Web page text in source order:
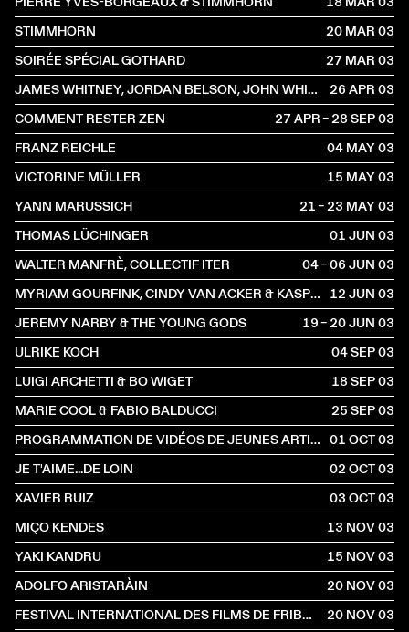
STIMMHORN
20 MAR2003
SOIRÉE SPÉCIAL GOTHARD
27 MAR2003
JAMES WHITNEY, JORDAN BELSON, JOHN WHITNEY
26 APR2003
COMMENT RESTER ZEN
27 APR – 28 SEP2003
FRANZ REICHLE
04 MAY2003
VICTORINE MÜLLER
15 MAY2003
YANN MARUSSICH
21 – 23 MAY2003
THOMAS LÜCHINGER
01 JUN2003
WALTER MANFRÈ, COLLECTIF ITER
04 – 06 JUN2003
MYRIAM GOURFINK, CINDY VAN ACKER & KASPER TOEPLITZ 12 JUN2003
JEREMY NARBY & THE YOUNG GODS
19 – 20 JUN2003
ULRIKE KOCH
04 SEP2003
LUIGI ARCHETTI & BO WIGET
18 SEP2003
MARIE COOL & FABIO BALDUCCI
25 SEP2003
PROGRAMMATION DE VIDÉOS DE JEUNES ARTISTES SUISSES 01 OCT2003
JE T'AIME...DE LOIN
02 OCT2003
XAVIER RUIZ
03 OCT2003
MIÇO KENDES
13 NOV2003
YAKI KANDRU
15 NOV2003
ADOLFO ARISTARÀIN
20 NOV2003
FESTIVAL INTERNATIONAL DES FILMS DE FRIBOURG
20 NOV2003